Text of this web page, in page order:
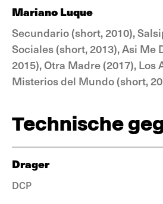
Mariano Luque
Secundario (short, 2010),
Sociales (short, 2013), Asi Me
2015), Otra Madre (2017), Los
Misterios del Mundo (short,
Technische
Drager
DCP